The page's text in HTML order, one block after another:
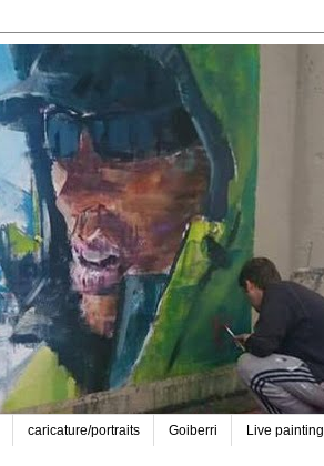
caricature/portraits Goiberri Live painting